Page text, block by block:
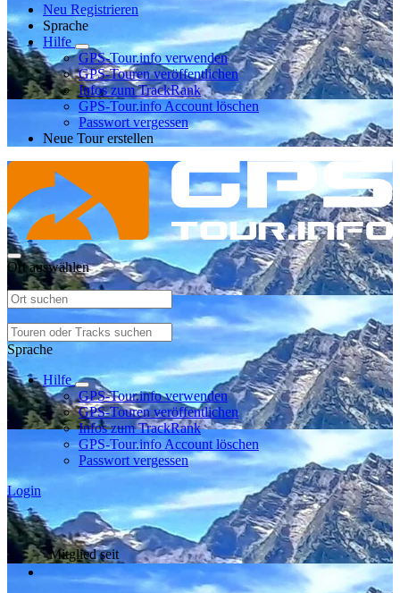
Neu Registrieren
Sprache
Hilfe
GPS-Tour.info verwenden
GPS-Touren veröffentlichen
Infos zum TrackRank
GPS-Tour.info Account löschen
Passwort vergessen
Neue Tour erstellen
Ort auswählen
Sprache
Hilfe
GPS-Tour.info verwenden
GPS-Touren veröffentlichen
Infos zum TrackRank
GPS-Tour.info Account löschen
Passwort vergessen
Login
Mitglied seit